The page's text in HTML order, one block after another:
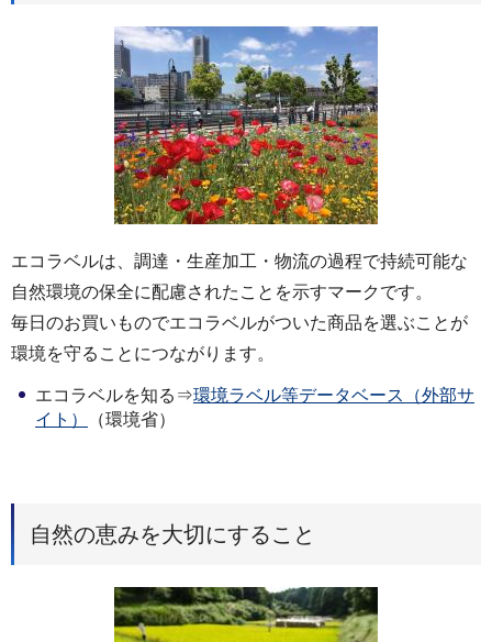
エコラベルは、調達・生産加工・物流の過程で持続可能な
自然環境の保全に配慮されたことを示すマークです。
毎日のお買いものでエコラベルがついた商品を選ぶことが
環境を守ることにつながります。
エコラベルを知る⇒環境ラベル等データベース（外部サ
イト）
（環境省）
自然の恵みを大切にすること